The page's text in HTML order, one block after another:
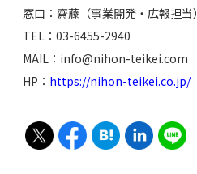
窓口：齋藤（事業開発・広報担当）
TEL：03-6455-2940
MAIL：info@nihon-teikei.com
HP： https://nihon-teikei.co.jp/